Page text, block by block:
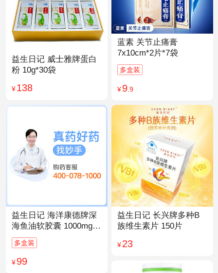
蓝素 关节止痛膏
7x10cm*2片*7袋
多盒装
¥9.9
益生日记 威士雅牌蛋白
粉 10g*30袋
¥138
益生日记 海洋康德牌深
海鱼油软胶囊 1000mg/
粒*200粒
多盒装
¥99
益生日记 长兴牌多种B
族维生素片 150片
¥23